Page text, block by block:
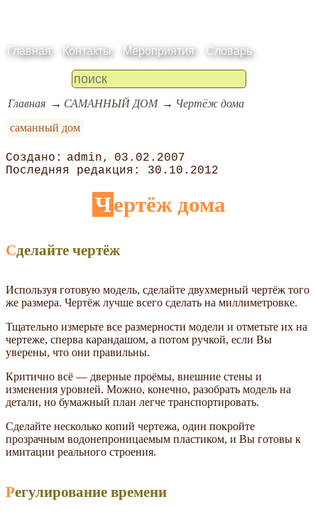
Главная Контакты Мероприятия Словарь
Главная САМАННЫЙ ДОМ
Чертёж дома
саманный дом
admin
03.02.2007
30.10.2012
Чертёж дома
Сделайте чертёж
Используя готовую модель, сделайте двухмерный чертёж того
же размера. Чертёж лучше всего сделать на миллиметровке.
Тщательно измерьте все размерности модели и отметьте их на
чертеже, сперва карандашом, а потом ручкой, если Вы
уверены, что они правильны.
Критично всё — дверные проёмы, внешние стены и
изменения уровней. Можно, конечно, разобрать модель на
детали, но бумажный план легче транспортировать.
Сделайте несколько копий чертежа, один покройте
прозрачным водонепроницаемым пластиком, и Вы готовы к
имитации реального строения.
Регулирование времени